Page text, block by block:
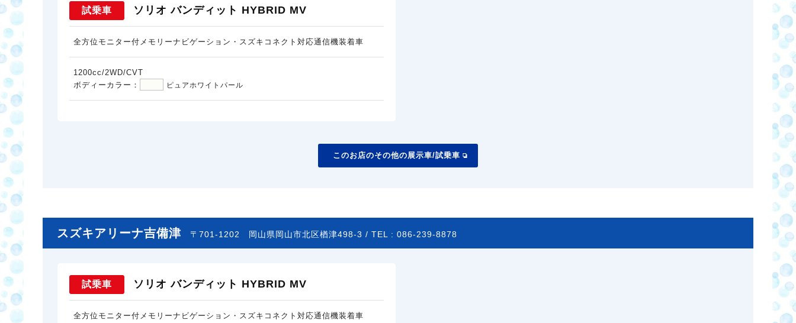
試乗車 ソリオ バンディット HYBRID MV
全方位モニター付メモリーナビゲーション・スズキコネクト対応通信機装着車
1200cc/2WD/CVT
ボディーカラー：
ピュアホワイトパール
このお店のその他の展示車/試乗車
スズキアリーナ吉備津 〒701-1202 岡山県岡山市北区楢津498-3 / TEL : 086-239-8878
試乗車 ソリオ バンディット HYBRID MV
全方位モニター付メモリーナビゲーション・スズキコネクト対応通信機装着車